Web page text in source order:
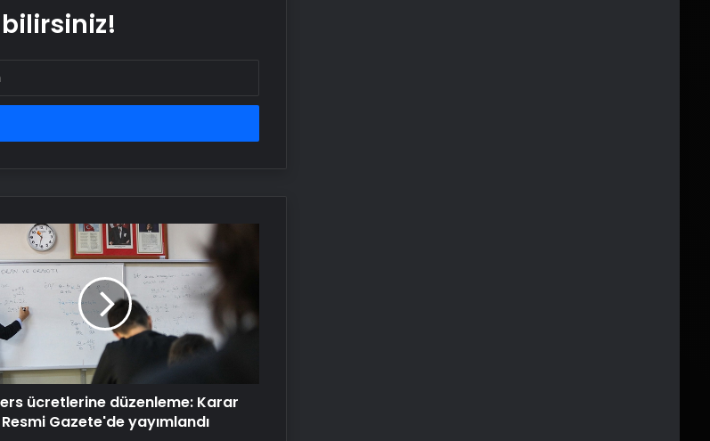
Samsung, Android 16’yı bu ay test
iPhone 17 kamerası nasıl olacak: İşte
Serjoy : Dijital Medya Ajansı, Google
Reklam Ajansı, SEO Ajansı ve Web
Tasarım Ajansı
UETDS Nedir ? Uetds.com İle Akıllı
Dijital Taşımacılık Yazılımı
Yeni Dünya Düzensizliği Çağında
ücretlerine düzenleme: Karar
Resmi Gazete'de yayımlandı